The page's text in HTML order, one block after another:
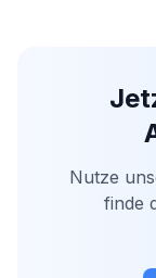
Nutze
finde